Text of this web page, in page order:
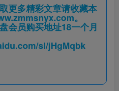
更多精彩文章请收藏本
。
会员购买地址18一个月
sl/jHgMqbk